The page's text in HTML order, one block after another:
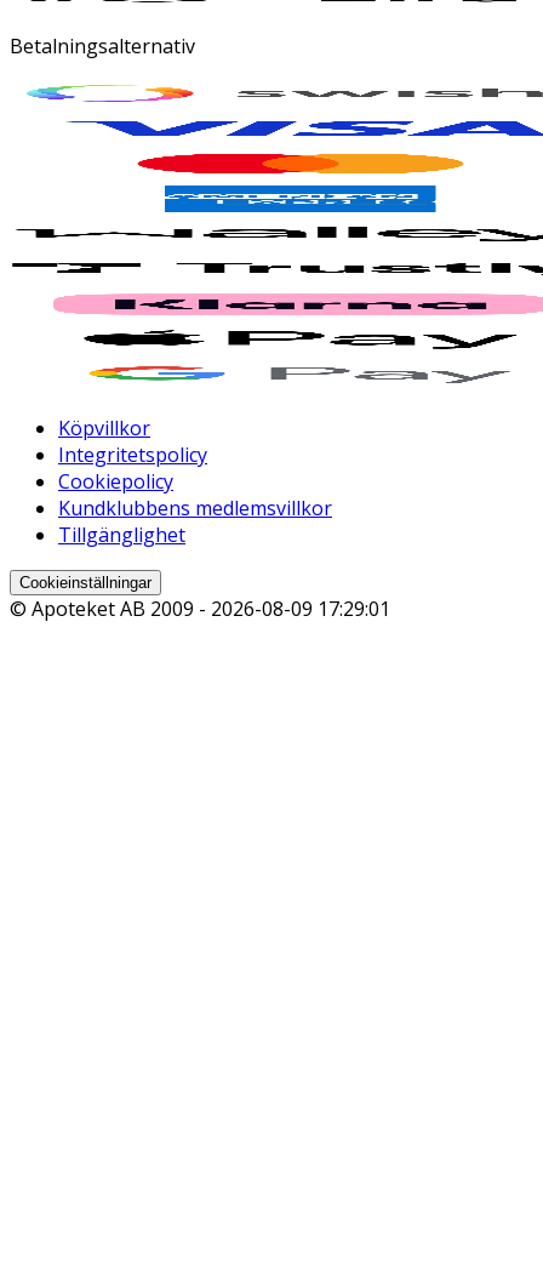
Betalningsalternativ
Köpvillkor
Integritetspolicy
Cookiepolicy
Kundklubbens medlemsvillkor
Tillgänglighet
Cookieinställningar
© Apoteket AB 2009 - 2026-08-09 17:29:01